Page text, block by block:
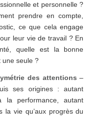
et personnelle ?
prendre en compte,
ce que cela engage
leur vie de travail ? En
quelle est la bonne
une seule ?
des attentions –
ses origines : autant
la performance, autant
la vie qu’aux progrès du